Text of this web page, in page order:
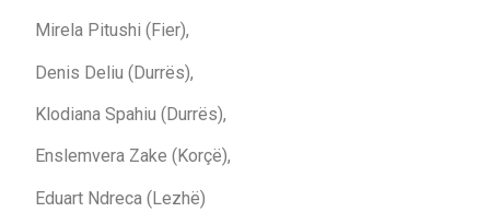
Mirela Pitushi (Fier),
Denis Deliu (Durrës),
Klodiana Spahiu (Durrës),
Enslemvera Zake (Korçë),
Eduart Ndreca (Lezhë)